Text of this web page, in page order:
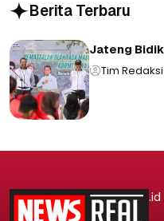
Berita Terbaru
Jateng
Tim Redaksi
.id